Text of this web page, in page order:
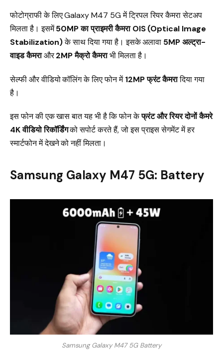
फोटोग्राफी के लिए Galaxy M47 5G में ट्रिपल रियर कैमरा सेटअप
मिलता है। इसमें50MP का प्राइमरी कैमरा OIS (Optical Image
Stabilization)के साथ दिया गया है। इसके अलावा 5MP अल्ट्रा-
वाइड कैमराऔर2MP मैक्रो कैमराभी मिलता है।
सेल्फी और वीडियो कॉलिंग के लिए फोन में12MP फ्रंट कैमरादिया गया
है।
इस फोन की एक खास बात यह भी है कि फोन केफ्रंट और रियर दोनों कैमरे
4K वीडियो रिकॉर्डिंगको सपोर्ट करते हैं, जो इस प्राइस सेगमेंट में हर
स्मार्टफोन में देखने को नहीं मिलता।
Samsung Galaxy M47 5G: Battery
Samsung Galaxy M47 5G Battery